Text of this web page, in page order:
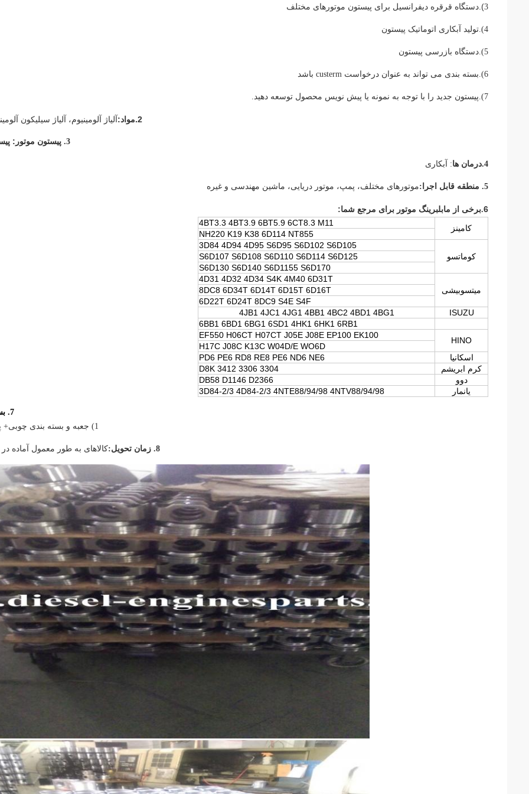
3
). دستگاه قرقره دیفرانسیل برای پیستون موتورهای مختلف
4).تولید آبکاری اتوماتیک پیستون
5).دستگاه بازرسی پیستون
6).بسته بندی می تواند به عنوان درخواست custerm باشد
7).پیستون جدید را با توجه به نمونه یا پیش نویس محصول توسعه دهید.
2. مواد:آلیاژ آلومینیوم، آلیاژ سیلیکون
3. پیستون موتور:
4. درمان ها: آبکاری
5. منطقه قابل اجرا: موتورهای مختلف، پمپ، موتور دریایی، ماشین مهندسی و غیره
6.برخی از مابلبرینگ موتور برای مرجع شما:
کامینز
4BT3.3 4BT3.9 6BT5.9 6CT8.3 M11
NH220 K19 K38 6D114 NT855
کوماتسو
3D84 4D94 4D95 S6D95 S6D102 S6D105
S6D107 S6D108 S6D110 S6D114 S6D125
S6D130 S6D140 S6D1155 S6D170
میتسوبیشی
4D31 4D32 4D34 S4K 4M40 6D31T
8DC8 6D34T 6D14T 6D15T 6D16T
6D22T 6D24T 8DC9 S4E S4F
ISUZU
4JB1 4JC1 4JG1 4BB1 4BC2 4BD1 4BG1
6BB1 6BD1 6BG1 6SD1 4HK1 6HK1 6RB1
HINO
EF550 H06CT H07CT J05E J08E EP100 EK100
H17C J08C K13C W04D/E WO6D
اسکانیا
PD6 PE6 RD8 RE8 PE6 ND6 NE6
کرم ابریشم
3304 3306 3412 D8K
دوو
DB58 D1146 D2366
یانمار
3D84-2/3 4D84-2/3 4NTE88/94/98 4NTV88/94/98
7. بسته:
1) جعبه و بسته بندی چوبی
+
8. زمان تحویل: کالاهای به طور معمول آماده در